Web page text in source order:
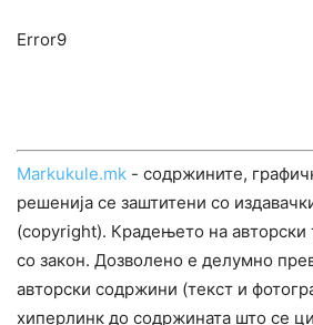
Error9
Markukule.mk - содржините,
решенија се заштитени со
(copyright). Крадењето на авторски
со закон. Дозволено е делумно
авторски содржини (текст и
хиперлинк до содржината што се